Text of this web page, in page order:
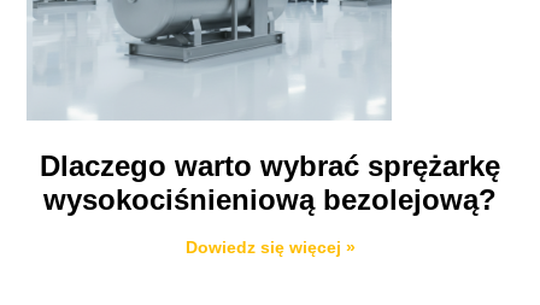
Dlaczego warto wybrać sprężarkę
wysokociśnieniową bezolejową?
Dowiedz się więcej »